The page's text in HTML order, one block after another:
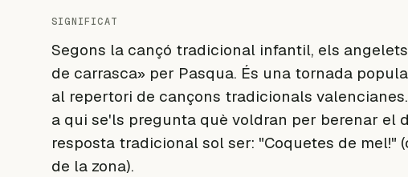
SIGNIFICAT
Segons la cançó tradicional infantil, els
de carrasca» per Pasqua. És una tornada
al repertori de cançons tradicionals
a qui se'ls pregunta què voldran per berenar el
resposta tradicional sol ser: "Coquetes de mel!"
de la zona).